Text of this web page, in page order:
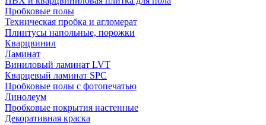
Пробковые полы
Техническая пробка и агломерат
Плинтусы напольные, порожки
Кварцвинил
Ламинат
Виниловый ламинат LVT
Кварцевый ламинат SPC
Пробковые полы с фотопечатью
Линолеум
Пробковые покрытия настенные
Декоративная краска